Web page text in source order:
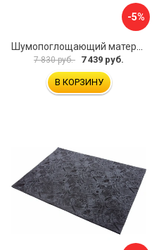
-5%
7 830 руб. 7 439 руб.
В КОРЗИНУ